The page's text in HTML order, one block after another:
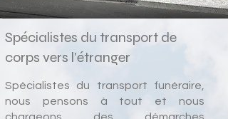
Spécialistes du transport de
corps vers l'étranger
Spécialistes du transport funéraire,
nous pensons à tout et nous